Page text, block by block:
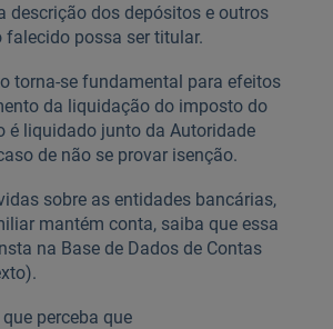
descrição dos depósitos e outros
falecido possa ser titular.
torna-se fundamental para efeitos
da liquidação do imposto do
é liquidado junto da Autoridade
de não se provar isenção.
sobre as entidades bancárias,
mantém conta, saiba que essa
na Base de Dados de Contas
perceba que